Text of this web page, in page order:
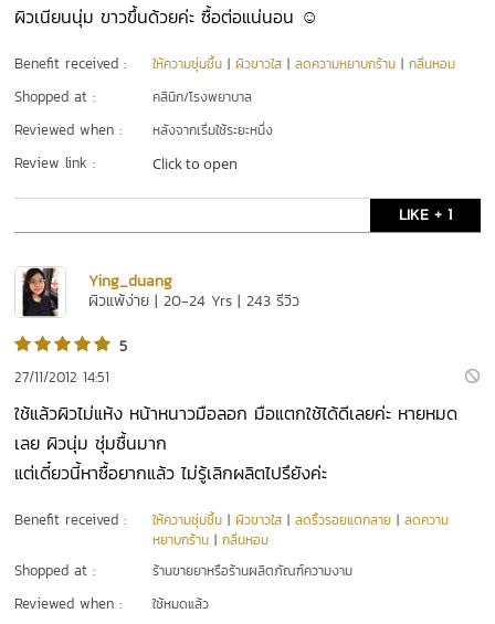
ผิวเนียนนุ่ม ขาวขึ้นด้วยค่ะ ซื้อต่อแน่นอน ☺
Benefit received : ให้ความชุ่มชื้น |ผิวขาวใส |ลดความหยาบกร้าน |กลิ่นหอม
Shopped at : คลินิก/โรงพยาบาล
Reviewed when : หลังจากเริ่มใช้ระยะหนึ่ง
Review link : Click to open
LIKE + 1
Ying_duang
ผิวแพ้ง่าย | 20-24 Yrs | 243 รีวิว
5
27/11/2012 14:51
ใช้แล้วผิวไม่แห้ง หน้าหนาวมือลอก มือแตกใช้ได้ดีเลยค่ะ หายหมด
เลย ผิวนุ่ม ชุ่มชื้นมาก
แต่เดี๋ยวนี้หาซื้อยากแล้ว ไม่รู้เลิกผลิตไปรึยังค่ะ
Benefit received : ให้ความชุ่มชื้น |ผิวขาวใส |ลดริ้วรอยแตกลาย |ลดความ
หยาบกร้าน |กลิ่นหอม
Shopped at : ร้านขายยาหรือร้านผลิตภัณฑ์ความงาม
Reviewed when : ใช้หมดแล้ว